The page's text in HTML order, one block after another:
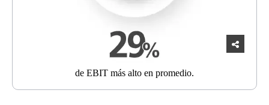
de EBIT más alto en promedio.